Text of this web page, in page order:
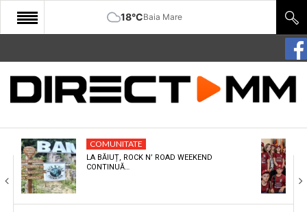
18°CBaia Mare
START
COMUNITATE
CULTURA
ECONOMIE
SANATATE
COMUNITATE
LA BĂIUȚ, ROCK N’ ROAD WEEKEND
CONTINUĂ…